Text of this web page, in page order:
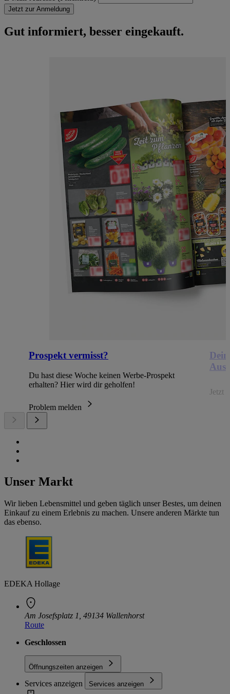
Jetzt zur Anmeldung
Gut informiert, besser eingekauft.
Prospekt vermisst?
Du hast diese Woche keinen Werbe-Prospekt
erhalten? Hier wird dir geholfen!
Problem melden
Jetzt
Unser Markt
Wir lieben Lebensmittel und geben täglich unser Bestes, um deinen
Einkauf zu einem Erlebnis zu machen. Unsere anderen Märkte tun
das ebenso.
EDEKA Hollage
Am Josefsplatz 1, 49134 Wallenhorst
Route
Geschlossen
Öffnungszeiten anzeigen
Services anzeigen Services anzeigen